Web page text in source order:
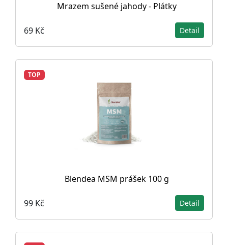
Mrazem sušené jahody - Plátky
69 Kč Detail
TOP
Blendea MSM prášek 100 g
99 Kč Detail